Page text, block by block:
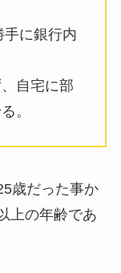
手に銀行内
自宅に部
。
歳だった事か
上の年齢であ